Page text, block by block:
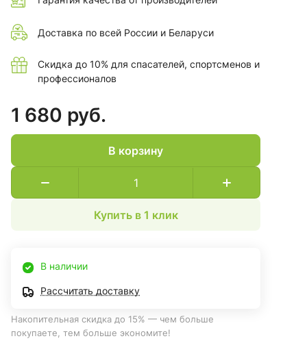
Доставка по всей России и Беларуси
Скидка до 10% для спасателей, спортсменов и
профессионалов
1 680 руб.
В корзину
Купить в 1 клик
В наличии
Рассчитать доставку
Накопительная скидка до 15% — чем больше
покупаете, тем больше экономите!